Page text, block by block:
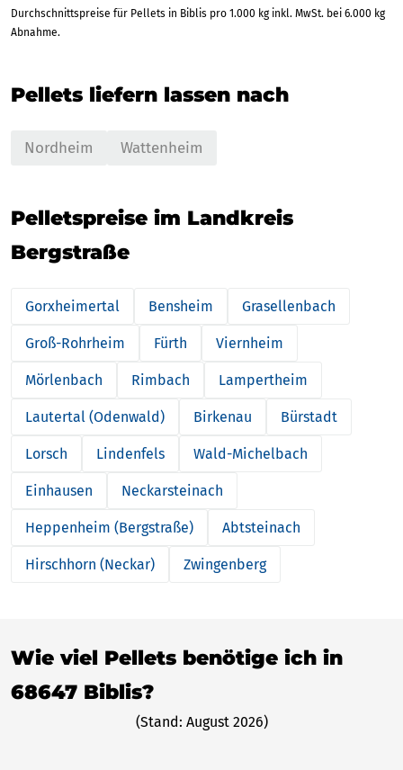
Durchschnittspreise für Pellets in Biblis pro 1.000 kg inkl. MwSt. bei 6.000 kg
Abnahme.
Pellets liefern lassen nach
Nordheim Wattenheim
Pelletspreise im Landkreis
Bergstraße
Gorxheimertal Bensheim Grasellenbach
Groß-Rohrheim Fürth Viernheim
Mörlenbach Rimbach Lampertheim
Lautertal (Odenwald) Birkenau Bürstadt
Lorsch Lindenfels Wald-Michelbach
Einhausen Neckarsteinach
Heppenheim (Bergstraße) Abtsteinach
Hirschhorn (Neckar) Zwingenberg
Wie viel Pellets benötige ich in
68647 Biblis?
(Stand: August 2026)